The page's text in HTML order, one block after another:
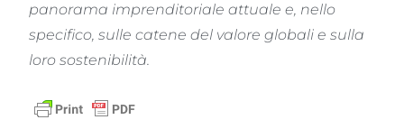
panorama imprenditoriale attuale e, nello
specifico, sulle catene del valore globali e sulla
loro sostenibilità.